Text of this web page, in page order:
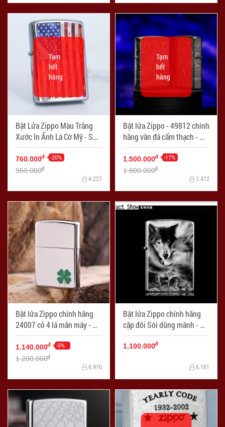
Bật Lửa Zippo Màu Trắng
Xước In Ẩnh Lá Cờ Mỹ - SKU
49145 – Zipppo Rietveld
American Flag Brushed
Chrome - Mã SP: ZPC2898
Tạm
hết
hàng
760.000đ -20%
950.000đ
4.227
Bật lửa Zippo - 49812 chính
hãng vân đá cẩm thạch - Mã
SP: ZPC4015
Tạm
hết
hàng
1.500.000đ -17%
1.800.000đ
1.412
Bật lửa Zippo chính hãng
24007 cỏ 4 lá măn máy - Mã
SP: ZPC0099
1.140.000đ -5%
1.200.000đ
6.970
Bật lửa Zippo chính hãng
cặp đôi Sói dũng mãnh - Mã
SP: ZPC0100
1.100.000đ
6.181